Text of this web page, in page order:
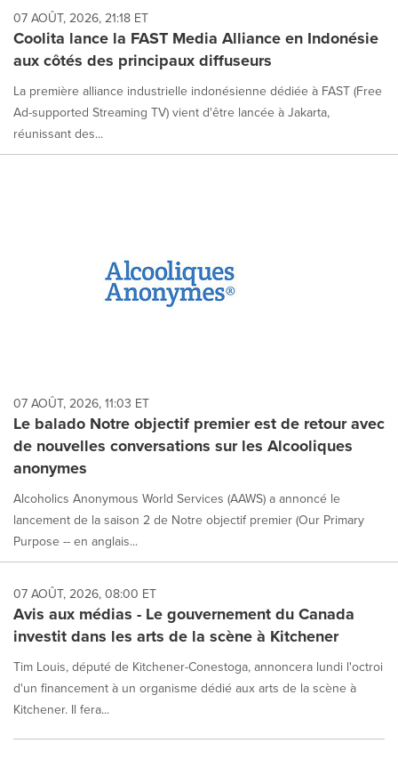
07 AOÛT, 2026, 21:18 ET
Coolita lance la FAST Media Alliance en Indonésie
aux côtés des principaux diffuseurs
La première alliance industrielle indonésienne dédiée à FAST (Free
Ad-supported Streaming TV) vient d'être lancée à Jakarta,
réunissant des...
07 AOÛT, 2026, 11:03 ET
Le balado Notre objectif premier est de retour avec
de nouvelles conversations sur les Alcooliques
anonymes
Alcoholics Anonymous World Services (AAWS) a annoncé le
lancement de la saison 2 de Notre objectif premier (Our Primary
Purpose -- en anglais...
07 AOÛT, 2026, 08:00 ET
Avis aux médias - Le gouvernement du Canada
investit dans les arts de la scène à Kitchener
Tim Louis, député de Kitchener-Conestoga, annoncera lundi l'octroi
d'un financement à un organisme dédié aux arts de la scène à
Kitchener. Il fera...